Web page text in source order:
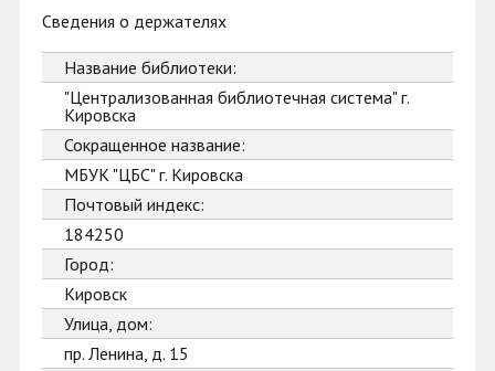
Сведения о держателях
Название библиотеки:
"Централизованная библиотечная система" г.
Кировска
Сокращенное название:
МБУК "ЦБС" г. Кировска
Почтовый индекс:
184250
Город:
Кировск
Улица, дом:
пр. Ленина, д. 15